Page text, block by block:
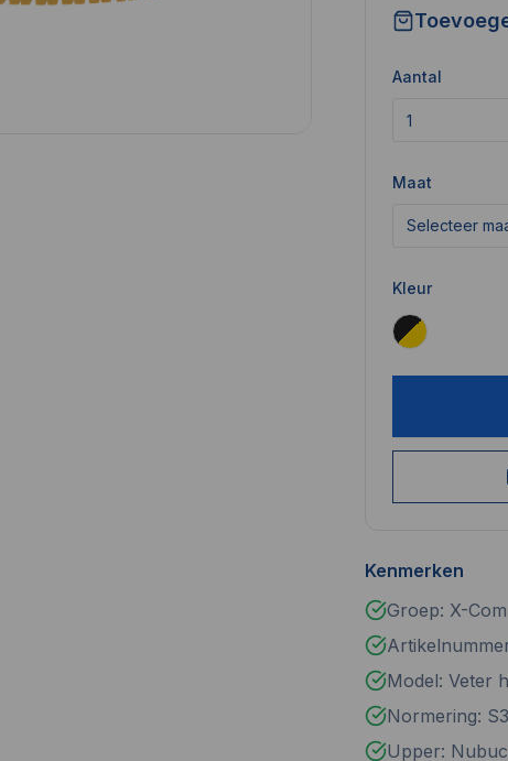
Aantal
Maat
Selecteer
Kleur
Kenmerken
Groep: X-Com
Model: Veter
Normering:
Upper: